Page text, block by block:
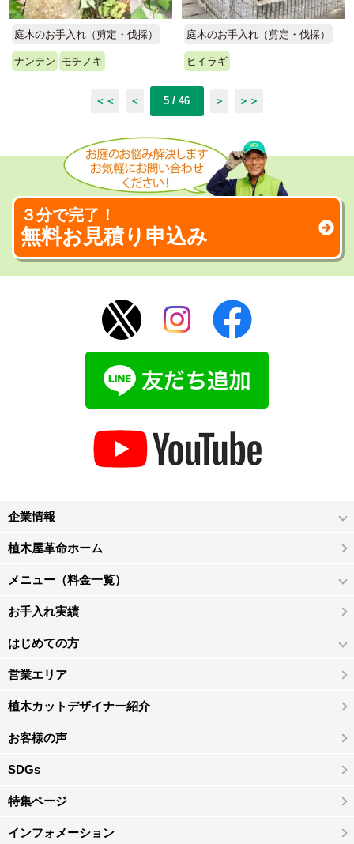
庭木のお手入れ（剪定・伐採）
ナンテン モチノキ
庭木のお手入れ（剪定・伐採）
ヒイラギ
＜＜ ＜ 5 / 46 ＞ ＞＞
３分で完了！
無料お見積り申込み
企業情報
植木屋革命ホーム
メニュー（料金一覧）
お手入れ実績
はじめての方
営業エリア
植木カットデザイナー紹介
お客様の声
SDGs
特集ページ
インフォメーション